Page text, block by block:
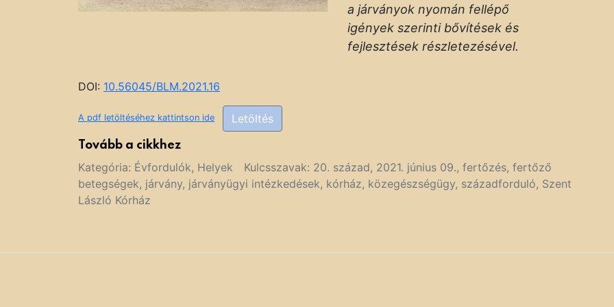
a járványok nyomán fellépő
igények szerinti bővítések és
fejlesztések részletezésével.
DOI: 10.56045/BLM.2021.16
A pdf letöltéséhez kattintson ide Letöltés
Tovább a cikkhez
Kategória: Évfordulók, Helyek Kulcsszavak: 20. század, 2021. június 09., fertőzés, fertőző
betegségek, járvány, járványügyi intézkedések, kórház, közegészségügy, századforduló, Szent
László Kórház